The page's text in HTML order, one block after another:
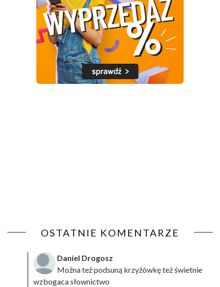
OSTATNIE KOMENTARZE
Daniel Drogosz
Można też podsuną krzyżówkęteż świetnie
wzbogaca słownictwo